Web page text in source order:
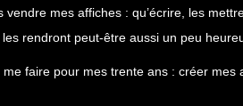
vendre mes affiches : qu’écrire, les
rendront peut-être aussi un peu
me faire pour mes trente ans : créer